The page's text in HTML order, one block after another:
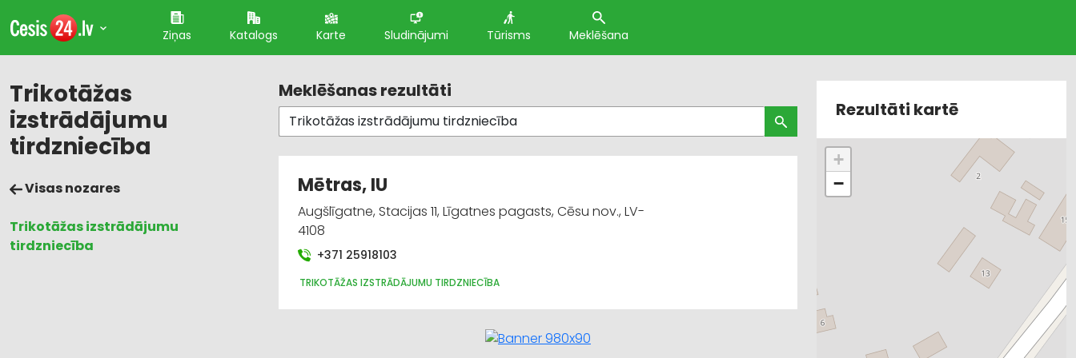
Ziņas Katalogs Karte Sludinājumi Tūrisms Meklēšana
Trikotāžas
izstrādājumu
tirdzniecība
Visas nozares
Trikotāžas izstrādājumu
tirdzniecība
Meklēšanas rezultāti
Mētras, IU
Augšlīgatne, Stacijas 11, Līgatnes pagasts, Cēsu nov., LV-
4108
+371 25918103
TRIKOTĀŽAS IZSTRĀDĀJUMU TIRDZNIECĪBA
Rezultāti kartē
+
−